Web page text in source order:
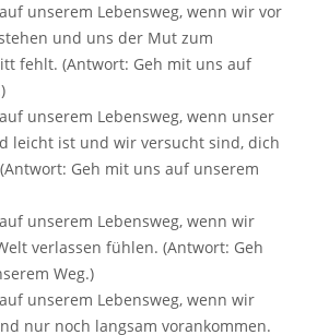
unserem Lebensweg, wenn wir vor
und uns der Mut zum
fehlt. (Antwort: Geh mit uns auf
unserem Lebensweg, wenn unser
leicht ist und wir versucht sind, dich
Geh mit uns auf unserem
unserem Lebensweg, wenn wir
verlassen fühlen. (Antwort: Geh
Weg.)
unserem Lebensweg, wenn wir
nur noch langsam vorankommen.